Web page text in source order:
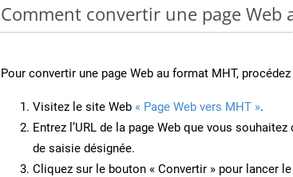
Comment convertir une page Web
Pour convertir une page Web au format MHT,
Visitez le site Web « Page Web vers MHT ».
Entrez l’URL de la page Web que vous
de saisie désignée.
Cliquez sur le bouton « Convertir » pour lancer